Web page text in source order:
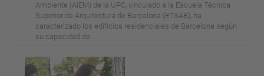
Ambiente (AiEM) de la UPC, vinculado a la Escuela Técnica
Superior de Arquitectura de Barcelona (ETSAB), ha
caracterizado los edificios residenciales de Barcelona según
su capacidad de...